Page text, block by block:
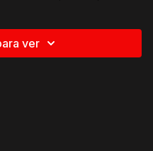
de habilidad acabará
ver